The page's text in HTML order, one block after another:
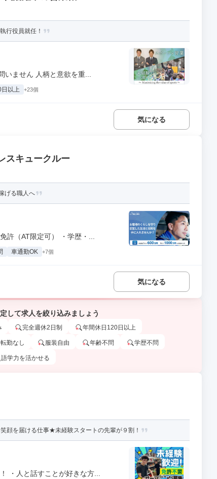
行役員就任！
いません 人柄と意欲を重...
以上 +23個
気になる
スキュークルー
げる職人へ
許（AT限定可） ・学歴・...
車通勤OK +7個
気になる
して求人を絞り込みましょう
完全週休2日制 年間休日120日以上
転勤なし 服装自由 年齢不問 学歴不問
語学力を活かせる
顔を届ける仕事★未経験スタートの先輩が９割！
・人と話すことが好きな方...